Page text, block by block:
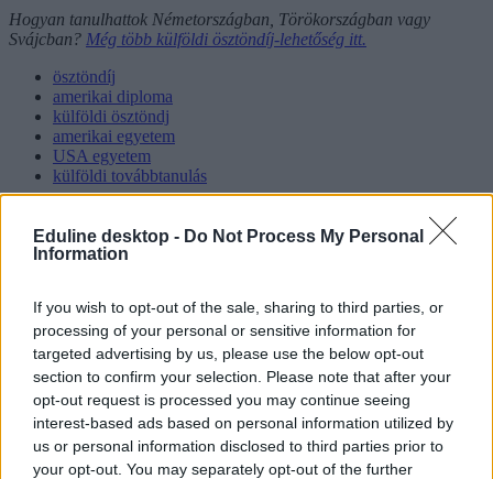
Eduline desktop - Do Not Process My Personal
Information
If you wish to opt-out of the sale, sharing to third parties, or
processing of your personal or sensitive information for
targeted advertising by us, please use the below opt-out
section to confirm your selection. Please note that after your
opt-out request is processed you may continue seeing
interest-based ads based on personal information utilized by
us or personal information disclosed to third parties prior to
your opt-out. You may separately opt-out of the further
Hogyan tanulhattok Németországban, Törökországban vagy
Svájcban? Még több külföldi ösztöndíj-lehetőség itt.
ösztöndíj
amerikai diploma
külföldi ösztöndj
amerikai egyetem
USA egyetem
külföldi továbbtanulás
Több mint kétszer annyi diák jutott be a
felsőoktatásba, mint ahány kollégiumi férőhely
összesen van